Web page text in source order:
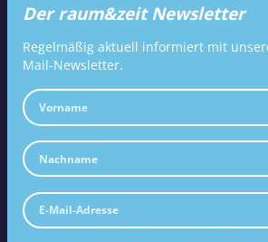
Der raum&zeit Newsletter
Regelmäßig aktuell informiert mit
Mail-Newsletter.